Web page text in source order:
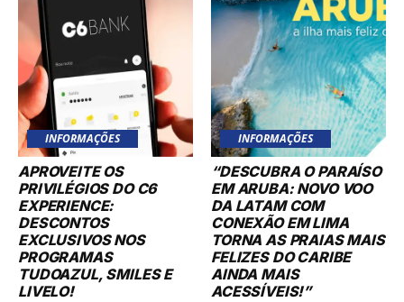
INFORMAÇÕES
APROVEITE OS
PRIVILÉGIOS DO C6
EXPERIENCE:
DESCONTOS
EXCLUSIVOS NOS
PROGRAMAS
TUDOAZUL, SMILES E
LIVELO!
INFORMAÇÕES
“DESCUBRA O PARAÍSO
EM ARUBA: NOVO VOO
DA LATAM COM
CONEXÃO EM LIMA
TORNA AS PRAIAS MAIS
FELIZES DO CARIBE
AINDA MAIS
ACESSÍVEIS!”